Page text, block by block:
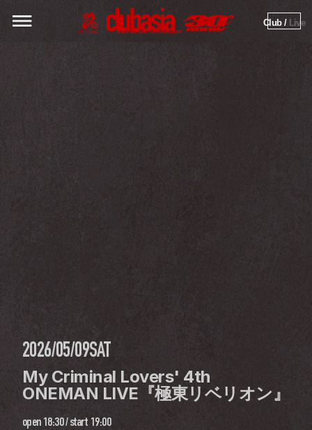
Club / Live
2026/05/09SAT
My Criminal Lovers' 4th
ONEMAN LIVE『極東リベリオン』
open 18:30 / start 19:00